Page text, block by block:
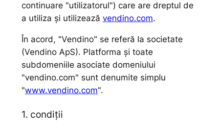
continuare "utilizatorul") care are dreptul de
a utiliza și utilizează vendino.com.
În acord, "Vendino" se referă la societate
(Vendino ApS). Platforma și toate
subdomeniile asociate domeniului
"vendino.com" sunt denumite simplu
"www.vendino.com".
1. condiții